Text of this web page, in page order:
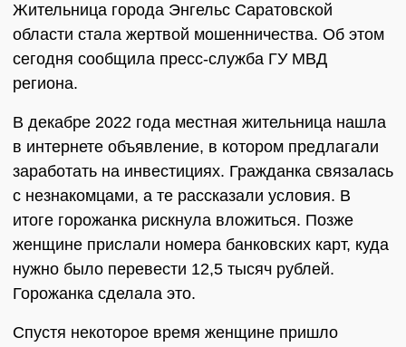
Жительница города Энгельс Саратовской
области стала жертвой мошенничества. Об этом
сегодня сообщила пресс-служба ГУ МВД
региона.
В декабре 2022 года местная жительница нашла
в интернете объявление, в котором предлагали
заработать на инвестициях. Гражданка связалась
с незнакомцами, а те рассказали условия. В
итоге горожанка рискнула вложиться. Позже
женщине прислали номера банковских карт, куда
нужно было перевести 12,5 тысяч рублей.
Горожанка сделала это.
Спустя некоторое время женщине пришло